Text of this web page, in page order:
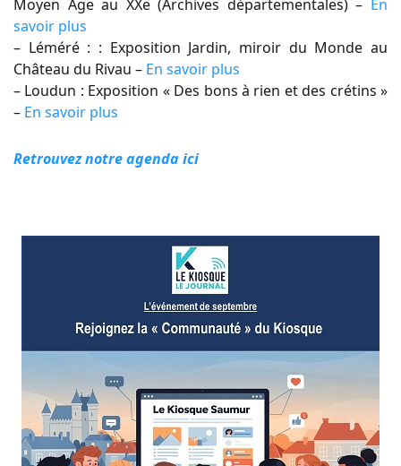
Moyen Âge au XXe (Archives départementales) – En
savoir plus
– Léméré : : Exposition Jardin, miroir du Monde au
Château du Rivau – En savoir plus
– Loudun : Exposition « Des bons à rien et des crétins »
– En savoir plus
Retrouvez notre agenda ici